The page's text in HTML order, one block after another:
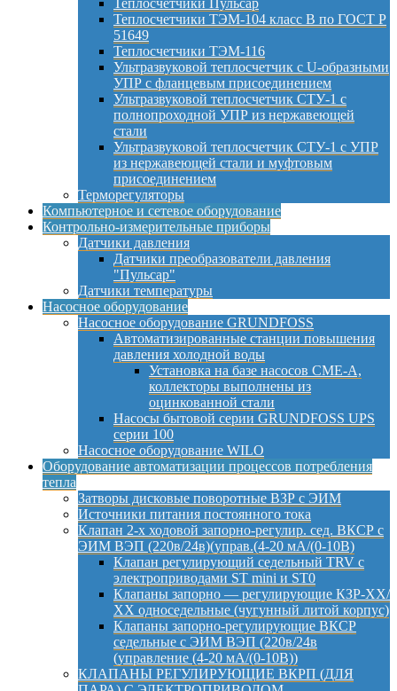
Теплосчетчики Пульсар
Теплосчетчики ТЭМ-104 класс B по ГОСТ Р
51649
Теплосчетчики ТЭМ-116
Ультразвуковой теплосчетчик с U-образными
УПР с фланцевым присоединением
Ультразвуковой теплосчетчик СТУ-1 с
полнопроходной УПР из нержавеющей
стали
Ультразвуковой теплосчетчик СТУ-1 с УПР
из нержавеющей стали и муфтовым
присоединением
Терморегуляторы
Компьютерное и сетевое оборудование
Контрольно-измерительные приборы
Датчики давления
Датчики преобразователи давления
"Пульсар"
Датчики температуры
Насосное оборудование
Насосное оборудование GRUNDFOSS
Автоматизированные станции повышения
давления холодной воды
Установка на базе насосов CME-A,
коллекторы выполнены из
оцинкованной стали
Насосы бытовой серии GRUNDFOSS UPS
серии 100
Насосное оборудование WILO
Оборудование автоматизации процессов потребления
тепла
Затворы дисковые поворотные ВЗР с ЭИМ
Источники питания постоянного тока
Клапан 2-х ходовой запорно-регулир. сед. ВКСР с
ЭИМ ВЭП (220в/24в)(управ.(4-20 мА/(0-10В)
Клапан регулирующий седельный TRV с
электроприводами ST mini и ST0
Клапаны запорно — регулирующие КЗР-ХХ/
ХХ односедельные (чугунный литой корпус)
Клапаны запорно-регулирующие ВКСР
седельные с ЭИМ ВЭП (220в/24в
(управление (4-20 мА/(0-10В))
КЛАПАНЫ РЕГУЛИРУЮЩИЕ ВКРП (ДЛЯ